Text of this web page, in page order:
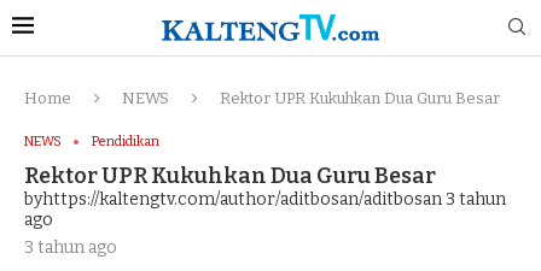
Home NEWS Rektor UPR Kukuhkan Dua Guru Besar
NEWS Pendidikan
Rektor UPR Kukuhkan Dua Guru Besar
byhttps://kaltengtv.com/author/aditbosan/aditbosan3 tahun
ago
3 tahun ago